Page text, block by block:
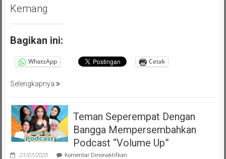
Kemang
Bagikan ini:
WhatsApp Cetak
Selengkapnya
Teman Seperempat Dengan
Bangga Mempersembahkan
Podcast “Volume Up”
21/07/2025 Komentar Dinonaktifkanpada